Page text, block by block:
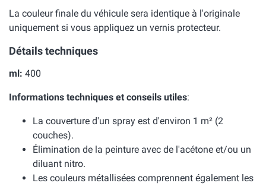
La couleur finale du véhicule sera identique à l'originale
uniquement si vous appliquez un vernis protecteur.
Détails techniques
ml: 400
Informations techniques et conseils utiles:
La couverture d'un spray est d'environ 1 m² (2
couches).
Élimination de la peinture avec de l'acétone et/ou un
diluant nitro.
Les couleurs métallisées comprennent également les